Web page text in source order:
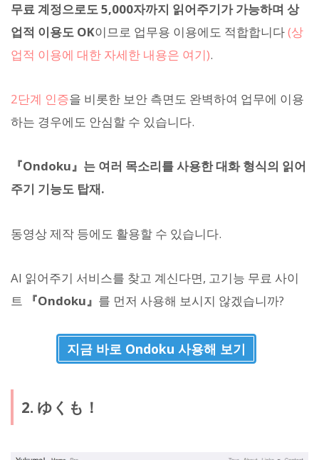
무료 계정으로도 5,000자까지 읽어주기가 가능하며 상
업적 이용도 OK이므로 업무용 이용에도 적합합니다(상
업적 이용에 대한 자세한 내용은 여기).
2단계 인증을 비롯한 보안 측면도 완벽하여 업무에 이용
하는 경우에도 안심할 수 있습니다.
『Ondoku』는 여러 목소리를 사용한 대화 형식의 읽어
주기 기능도 탑재.
동영상 제작 등에도 활용할 수 있습니다.
AI 읽어주기 서비스를 찾고 계신다면, 고기능 무료 사이
트
『Ondoku』 를 먼저 사용해 보시지 않겠습니까?
지금 바로 Ondoku 사용해 보기
2. ゆくも！